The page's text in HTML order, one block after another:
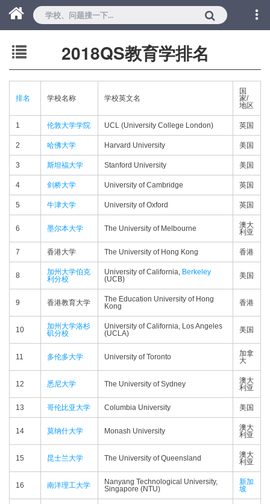
2018QS教育学排名
排名 学校名称 学校英文名
国
家/
地区
1 伦敦大学学院 UCL (University College London) 英国
2 哈佛大学 Harvard University 美国
3 斯坦福大学 Stanford University 美国
4 剑桥大学 University of Cambridge 英国
5 牛津大学 University of Oxford 英国
6 墨尔本大学 The University of Melbourne
澳大
利亚
7 香港大学 The University of Hong Kong 香港
8
加州大学伯克
利分校
University of California, Berkeley
(UCB)
美国
9 香港教育大学
The Education University of Hong
Kong
香港
10
加州大学洛杉
矶分校
University of California, Los Angeles
(UCLA)
美国
11 多伦多大学 University of Toronto
加拿
大
12 悉尼大学 The University of Sydney
澳大
利亚
13 哥伦比亚大学 Columbia University 美国
14 莫纳什大学 Monash University
澳大
利亚
15 昆士兰大学 The University of Queensland
澳大
利亚
16 南洋理工大学
Nanyang Technological University,
Singapore (NTU)
新加
坡